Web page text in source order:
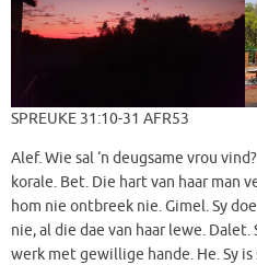
SPREUKE 31:10‭-‬31 AFR53
Alef. Wie sal ‘n deugsame vrou
korale. Bet. Die hart van haar man
hom nie ontbreek nie. Gimel. Sy
nie, al die dae van haar lewe. Dalet.
werk met gewillige hande. He. Sy is